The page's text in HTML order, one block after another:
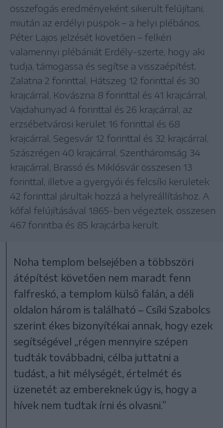
összefogás eredményeként sikerült felújítani,
miután az erdélyi püspök – a helyi plébános,
Péter Lajos jelzését követően – felkéri
valamennyi plébániát Erdély-szerte, hogy aki
tudja, támogassa és segítse a visszaépítést.
Zalatna 2 forinttal, Hátszeg 12 forinttal és 30
krajcárral, Kovászna 8 forinttal és 41 krajcárral,
Vajdahunyad 4 forinttal és 26 krajcárral, az
erzsébetvárosi kerület 16 forinttal és 68
krajcárral, Segesvár 12 forinttal és 32 krajcárral,
Szászrégen 40 krajcárral, Szentháromság 34
krajcárral, Brassó és Miklósvár összesen 13
forinttal, illetve a gyergyói és felcsíki kerületek
42 forinttal járultak hozzá a helyreállításhoz. A
kőfal felújításával 1865-ben végeztek, összesen
467 forintba és 85 krajcárba került.
Noha templom belsejében a többszöri
átépítést követően nem maradt fenn
falfreskó, a templom külső falán, a déli
oldalon három is található – Csíki Szabolcs
szerint ékes bizonyítékai annak, hogy ezek
segítségével „régen mennyire szépen
tudták továbbadni, célba juttatni a
tudást, a hit mélységét, értelmét és
üzenetét az embereknek úgy is, hogy a
hívek nem tudtak írni és olvasni.”